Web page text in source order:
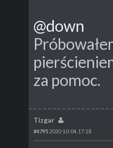
@down
za pomoc.
Tizgar
#4795 2020-10-04, 17:18